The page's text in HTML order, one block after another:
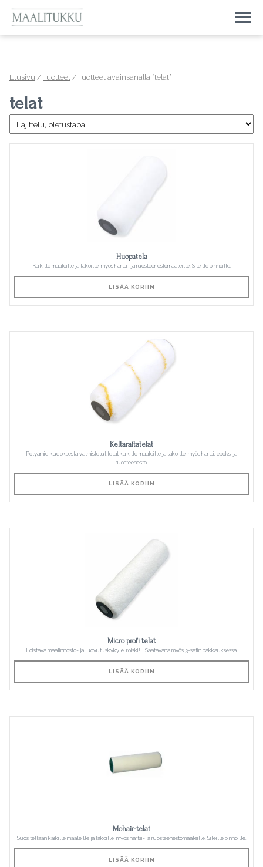
Etusivu / Tuotteet / Tuotteet avainsanalla “telat”
telat
Huopatela
Kaikille maaleille ja lakoille, myös hartsi- ja ruosteenestomaaleille. Sileille pinnoille.
LISÄÄ KORIIN
Keltaraitatelat
Polyamidikudoksesta valmistetut telat kaikille maaleille ja lakoille, myös hartsi, epoksi ja
ruosteenesto.
LISÄÄ KORIIN
Micro profi telat
Loistava maalinnosto- ja luovutuskyky, ei roiski!!! Saatavana myös 3-setin pakkauksessa.
LISÄÄ KORIIN
Mohair-telat
Suositellaan kaikille maaleille ja lakoille, myös hartsi- ja ruosteenestomaaleille. Sileille pinnoille.
LISÄÄ KORIIN